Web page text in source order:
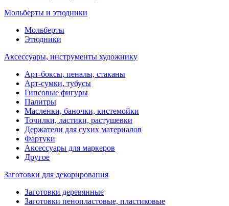
Мольберты и этюдники
Мольберты
Этюдники
Аксессуары, инструменты художнику
Арт-боксы, пеналы, стаканы
Арт-сумки, тубусы
Гипсовые фигуры
Палитры
Масленки, баночки, кистемойки
Точилки, ластики, растушевки
Держатели для сухих материалов
Фартуки
Аксессуары для маркеров
Другое
Заготовки для декорирования
Заготовки деревянные
Заготовки пенопластовые, пластиковые